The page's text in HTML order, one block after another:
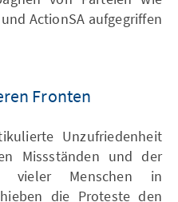
ActionSA aufgegriffen
Fronten
Unzufriedenheit
Missständen und der
vieler Menschen in
die Proteste den